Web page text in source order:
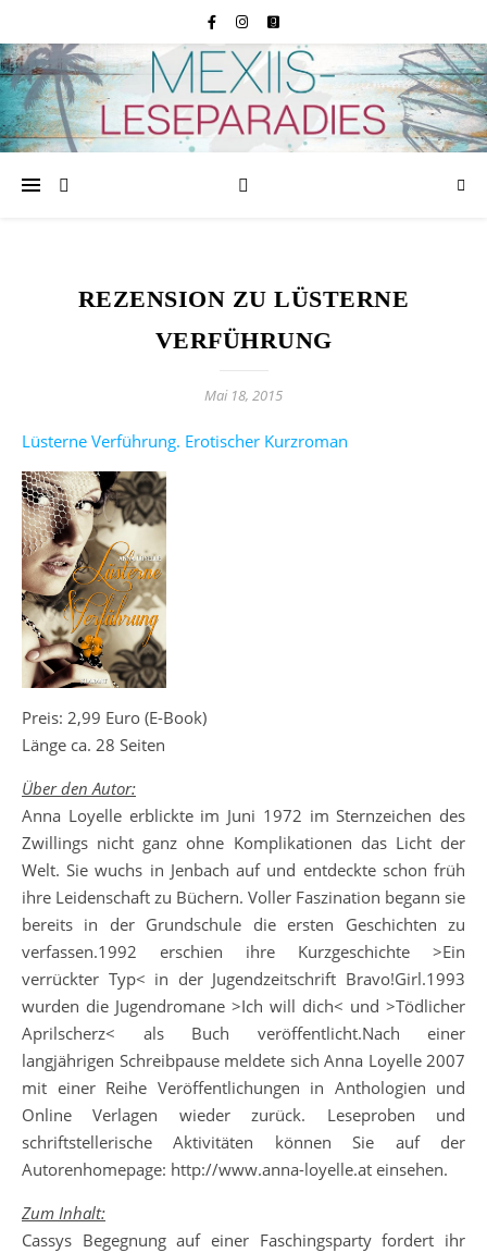
REZENSION ZU LÜSTERNE
VERFÜHRUNG
Mai 18, 2015
Lüsterne Verführung. Erotischer Kurzroman
Preis: 2,99 Euro (E-Book)
Länge ca. 28 Seiten
Über den Autor:
Anna Loyelle erblickte im Juni 1972 im Sternzeichen des
Zwillings nicht ganz ohne Komplikationen das Licht der
Welt. Sie wuchs in Jenbach auf und entdeckte schon früh
ihre Leidenschaft zu Büchern. Voller Faszination begann sie
bereits in der Grundschule die ersten Geschichten zu
verfassen.1992 erschien ihre Kurzgeschichte >Ein
verrückter Typ< in der Jugendzeitschrift Bravo!Girl.1993
wurden die Jugendromane >Ich will dich< und >Tödlicher
Aprilscherz< als Buch veröffentlicht.Nach einer
langjährigen Schreibpause meldete sich Anna Loyelle 2007
mit einer Reihe Veröffentlichungen in Anthologien und
Online Verlagen wieder zurück. Leseproben und
schriftstellerische Aktivitäten können Sie auf der
Autorenhomepage: http://www.anna-loyelle.at einsehen.
Zum Inhalt:
Cassys Begegnung auf einer Faschingsparty fordert ihr